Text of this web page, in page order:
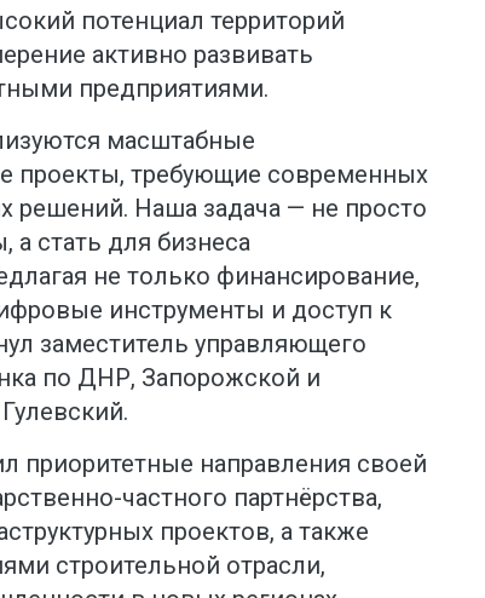
потенциал территорий
активно развивать
предприятиями.
масштабные
проекты, требующие современных
решений. Наша задача — не просто
а стать для бизнеса
не только финансирование,
инструменты и доступ к
заместитель управляющего
по ДНР, Запорожской и
приоритетные направления своей
частного партнёрства,
проектов, а также
строительной отрасли,